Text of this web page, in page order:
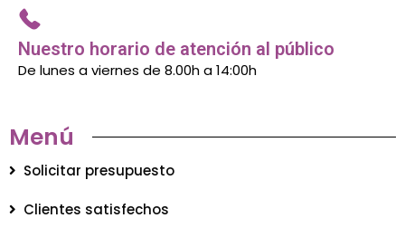
Nuestro horario de atención al público
De lunes a viernes de 8.00h a 14:00h
Menú
Solicitar presupuesto
Clientes satisfechos